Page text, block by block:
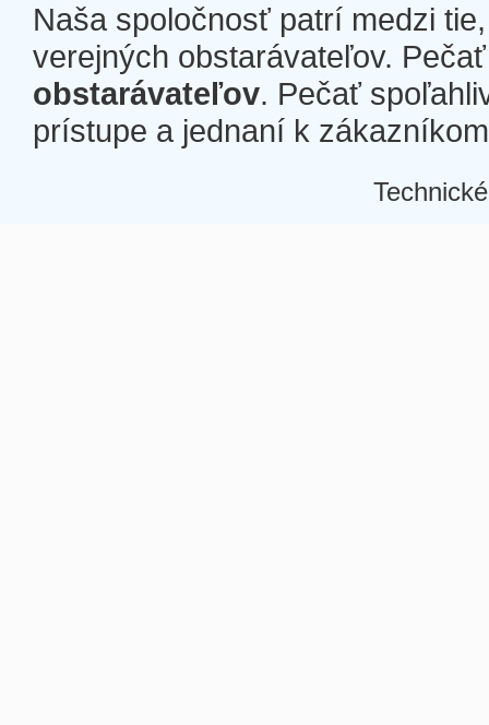
Naša spoločnosť patrí medzi
verejných obstarávateľov.
obstarávateľov. Pečať
prístupe a jednaní k